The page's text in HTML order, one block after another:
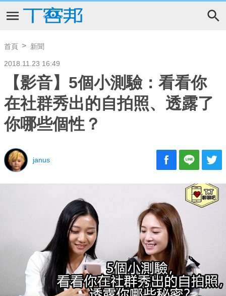
首頁 新聞
2018.11.23 16:49
【影音】5個小測驗：看看你
在社群秀出的自拍照、透露了
你哪些個性？
janus